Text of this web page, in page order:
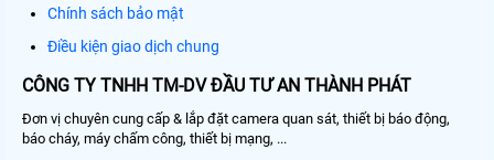
Chính sách bảo mật
Điều kiện giao dịch chung
CÔNG TY TNHH TM-DV ĐẦU TƯ AN THÀNH PHÁT
Đơn vị chuyên cung cấp & lắp đặt camera quan sát, thiết bị báo động,
báo cháy, máy chấm công, thiết bị mạng, ...